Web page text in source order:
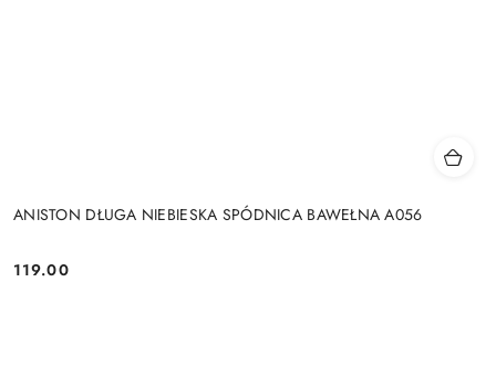
ANISTON DŁUGA NIEBIESKA SPÓDNICA BAWEŁNA A056
Cena:
119.00